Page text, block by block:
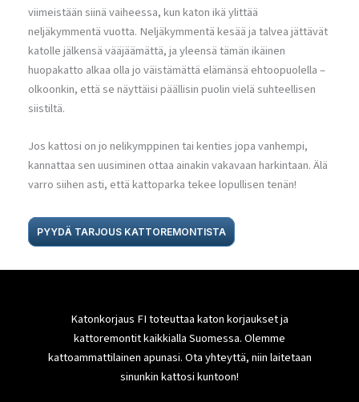
viimeistään siinä vaiheessa, kun katon ikä ylittää
neljäkymmentä vuotta. Neljäkymmentä kesää ja talvea jättävät
katolle jälkensä vääjäämättä, ja yleensä tämän ikäinen
huopakatto alkaa olla jo väistämättä elämänsä ehtoopuolella –
olkoonkin, että se näyttäisi päällisin puolin vielä suhteellisen
siistiltä.
Jos kattosi on jo nelikymppinen tai kenties jopa vanhempi,
kannattaa sen uusiminen ottaa ainakin vakavaan harkintaan. Älä
varro siihen asti, että kattoparka tekee lopullisen tenän!
PYYDÄ TARJOUS KATTOREMONTISTA
Katonkorjaus FI toteuttaa katon korjaukset ja
kattoremontit kaikkialla Suomessa. Olemme
kattoammattilainen apunasi. Ota yhteyttä, niin laitetaan
sinunkin kattosi kuntoon!